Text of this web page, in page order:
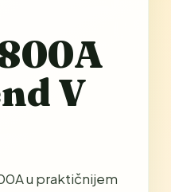
V
u praktičnijem